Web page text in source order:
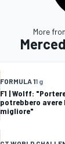
More
FORMULA 11 g
F1 | Wolff:
potrebbero
migliore"